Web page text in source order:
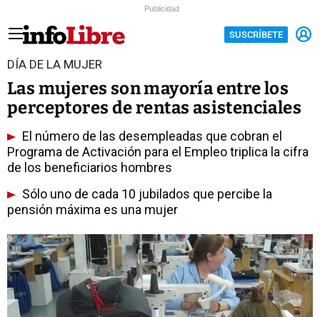
Publicidad
SUSCRÍBETE
DÍA DE LA MUJER
Las mujeres son mayoría entre los
perceptores de rentas asistenciales
El número de las desempleadas que cobran el
Programa de Activación para el Empleo triplica la cifra
de los beneficiarios hombres
Sólo uno de cada 10 jubilados que percibe la
pensión máxima es una mujer